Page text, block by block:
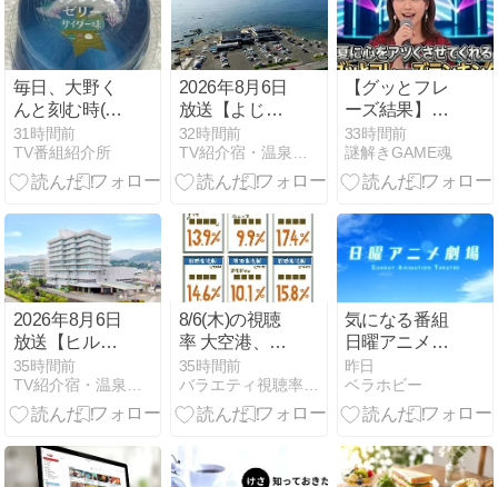
89】
毎日、大野く
んと刻む時(〃
▽〃)はや19
日・・・まだ
19日？しあわ
31時間前
TV番組紹介所
2026年8月6日
放送【よじご
じDays】疲れ
を癒やす東京
湾を一望出来
32時間前
【グッとフレ
ーズ結果】8
月6日「夏に
心をアツくさ
せる」名歌詞
1位サザン
「真夏の果
実」2位ミセ
ス！大泉洋・
アスリートの
支え曲完全ま
とめ
33時間前
謎解きGAME魂
2026年8月6日
放送【ヒルナ
ンデス！】友
近の夏旅スペ
シャル！大江
台ホテル
35時間前
8/6(木)の視聴
率 大空港、ゴ
ールデンタッ
グ、東野圭吾
ドラマSP「手
ストノート ほ
35時間前
気になる番組
日曜アニメ劇
場 機動戦士ガ
ンダム
昨日
ベラホビー